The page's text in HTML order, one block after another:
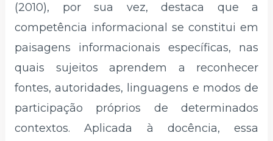
(2010), por sua vez, destaca que a
competência informacional se constitui em
paisagens informacionais específicas, nas
quais sujeitos aprendem a reconhecer
fontes, autoridades, linguagens e modos de
participação próprios de determinados
contextos. Aplicada à docência, essa